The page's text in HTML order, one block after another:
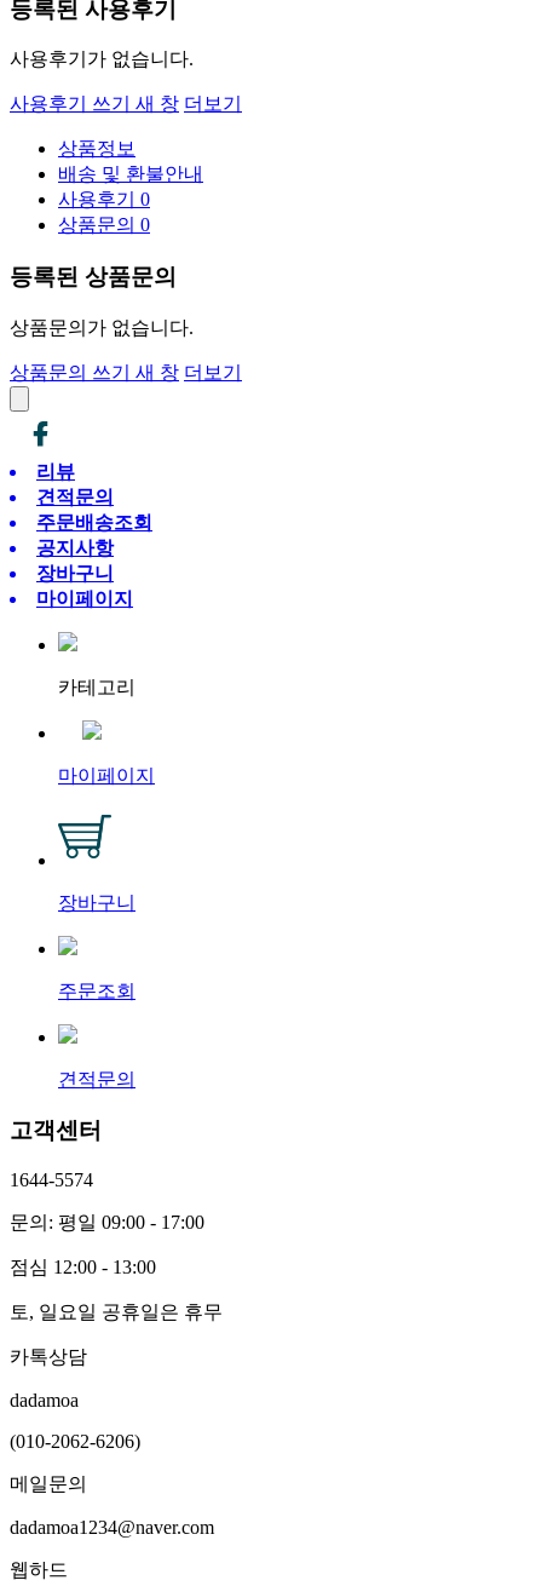
등록된 사용후기
사용후기가 없습니다.
사용후기 쓰기 새 창 더보기
상품정보
배송 및 환불안내
사용후기 0
상품문의 0
등록된 상품문의
상품문의가 없습니다.
상품문의 쓰기 새 창 더보기
리뷰
견적문의
주문배송조회
공지사항
장바구니
마이페이지
카테고리
마이페이지
장바구니
주문조회
견적문의
고객센터
1644-5574
문의: 평일 09:00 - 17:00
점심 12:00 - 13:00
토, 일요일 공휴일은 휴무
카톡상담
dadamoa
(010-2062-6206)
메일문의
dadamoa1234@naver.com
웹하드